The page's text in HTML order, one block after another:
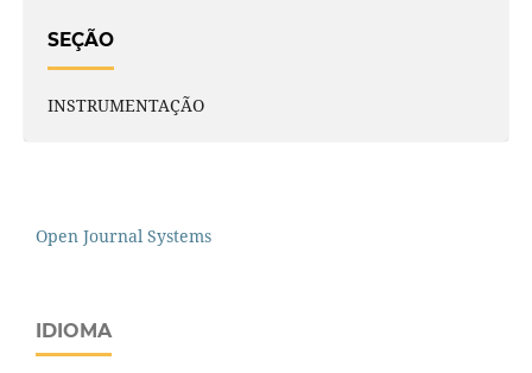
SEÇÃO
INSTRUMENTAÇÃO
Open Journal Systems
IDIOMA